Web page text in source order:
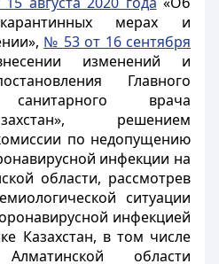
карантинных мерах и
№ 53 от 16 сентября
изменений и
Главного
санитарного врача
решением
по недопущению
инфекции на
области, рассмотрев
ситуации
инфекцией
Казахстан, в том числе
области